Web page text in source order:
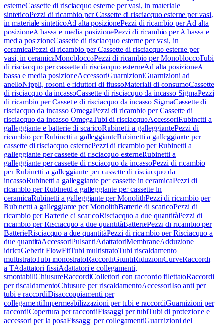
esterneCassette di risciacquo esterne per vasi, in materiale
sinteticoPezzi di ricambio per Cassette di risciacquo esterne per vasi,
in materiale sinteticoAd alta posizionePezzi di ricambio per Ad alta
posizioneA bassa e media posizionePezzi di ricambio per A bassa e
media posizioneCassette di risciacquo esterne per vasi, in
ceramicaPezzi di ricambio per Cassette di risciacquo esterne per
vasi, in ceramicaMonobloccoPezzi di ricambio per MonobloccoTubi
di risciacquo per cassette di risciacquo esterneAd alta posizioneA
bassa e media posizioneAccessoriGuarnizioniGuarnizioni ad
anelloNippli, rosoni e riduttori di flussoMateriali di consumoCassette
di risciacquo da incassoCassette di risciacquo da incasso SigmaPezzi
di ricambio per Cassette di risciacquo da incasso SigmaCassette di
risciacquo da incasso OmegaPezzi di ricambio per Cassette di
risciacquo da incasso OmegaTubi di risciacquoAccessoriRubinetti a
galleggiante e batterie di scaricoRubinetti a galleggiantePezzi di
ricambio per Rubinetti a galleggianteRubinetti a galleggiante per
cassette di risciacquo esternePezzi di ricambio per Rubinetti a
galleggiante per cassette di risciacquo esterneRubinetti a
galleggiante per cassette di risciacquo da incassoPezzi di ricambio
per Rubinetti a galleggiante per cassette di risciacquo da
incassoRubinetti a galleggiante per cassette in ceramicaPezzi di
ricambio per Rubinetti a galleggiante per cassette in
ceramicaRubinetti a galleggiante per MonolithPezzi di ricambio per
Rubinetti a galleggiante per MonolithBatterie di scaricoPezzi di
ricambio per Batterie di scaricoRisciacquo a due quantitàPezzi di
ricambio per Risciacquo a due quantitàBatteriePezzi di ricambio per
BatterieRisciacquo a due quantitàPezzi di ricambio per Risciacquo a
due quantitàAccessoriPulsantiAdattatoriMembraneAdduzione
idricaGeberit FlowFitTubi multistratoTubi riscaldamento
multistratoTubi monostratoRaccordiGiuntiRiduzioniCurveRaccordi
a TAdattatori fissiAdattatori e collegamenti,
smontabiliChiusureRaccordiCollettori con raccordo filettatoRaccordi
per riscaldamentoChiusure per riscaldamentoAccessoriIsolanti per
tubi e raccordiDisaccoppiamenti per
collegamentiImpermeabilizzazioni per tubi e raccordiGuarnizioni per
raccordiCopertura per raccordiFissaggi per tubiTubi di protezione e
accessori per la posaFissaggi per collegamentiGuarnizioni del